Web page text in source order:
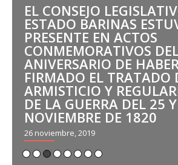
EL CONSEJO
ESTADO BARINAS
PRESENTE EN ACTOS
CONMEMORATIVOS
ANIVERSARIO DE
FIRMADO EL TRATADO
ARMISTICIO Y
DE LA GUERRA DEL 25
NOVIEMBRE DE 1820
26 noviembre, 2019